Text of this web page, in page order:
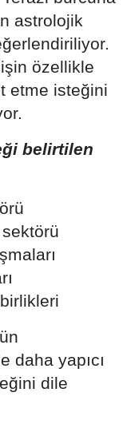
astrolojik
özellikle
etme isteğini
belirtilen
daha yapıcı
dile